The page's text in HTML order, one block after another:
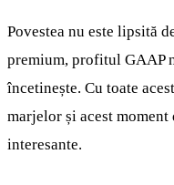
Povestea nu este lipsită
premium, profitul GAAP
încetinește. Cu toate
marjelor și acest
interesante.